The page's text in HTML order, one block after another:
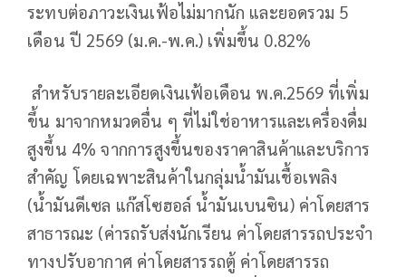
ระทบต่อภาวะเงินเฟ้อไม่มากนัก และยอดรวม 5
เดือน ปี 2569 (ม.ค.-พ.ค.) เพิ่มขึ้น 0.82%
สำหรับรายละเอียดเงินเฟ้อเดือน พ.ค.2569 ที่เพิ่ม
ขึ้น มาจากหมวดอื่น ๆ ที่ไม่ใช่อาหารและเครื่องดื่ม
สูงขึ้น 4% จากการสูงขึ้นของราคาสินค้าและบริการ
สำคัญ โดยเฉพาะสินค้าในกลุ่มน้ำมันเชื้อเพลิง
(น้ำมันดีเซล แก๊สโซฮอล์ น้ำมันเบนซิน) ค่าโดยสาร
สาธารณะ (ค่ารถรับส่งนักเรียน ค่าโดยสารรถประจำ
ทางปรับอากาศ ค่าโดยสารรถตู้ ค่าโดยสารรถ